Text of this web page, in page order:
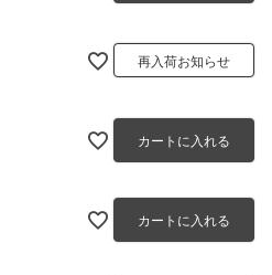
再入荷お知らせ
カートに入れる
カートに入れる